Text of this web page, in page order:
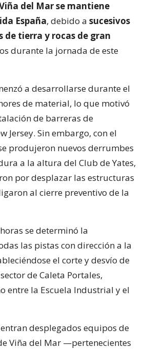
del Mar se mantiene
España, debido a sucesivos
de tierra y rocas de gran
durante la jornada de este
a desarrollarse durante el
de material, lo que motivó
de barreras de
Jersey. Sin embargo, con el
produjeron nuevos derrumbes
a la altura del Club de Yates,
por desplazar las estructuras
al cierre preventivo de la
se determinó la
las pistas con dirección a la
el corte y desvío de
de Caleta Portales,
entre la Escuela Industrial y el
desplegados equipos de
Viña del Mar —pertenecientes